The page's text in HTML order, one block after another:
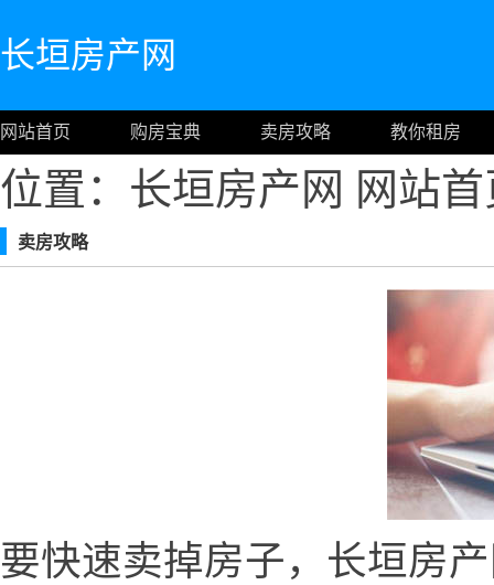
长垣房产网
网站首页 购房宝典 卖房攻略 教你租房
位置：长垣房产网 网站
卖房攻略
要快速卖掉房子，长垣房